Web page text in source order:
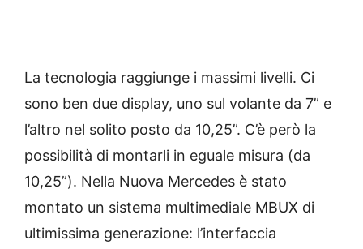
La tecnologia raggiunge i massimi livelli. Ci
sono ben due display, uno sul volante da 7” e
l’altro nel solito posto da 10,25”. C’è però la
possibilità di montarli in eguale misura (da
10,25”). Nella Nuova Mercedes è stato
montato un sistema multimediale MBUX di
ultimissima generazione: l’interfaccia